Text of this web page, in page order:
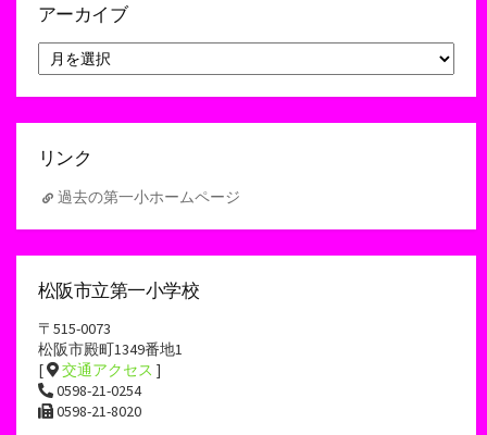
アーカイブ
ー
カ
リンク
過去の第一小ホームページ
松阪市立第一小学校
〒515-0073
松阪市殿町1349番地1
[
交通アクセス ]
0598-21-0254
0598-21-8020